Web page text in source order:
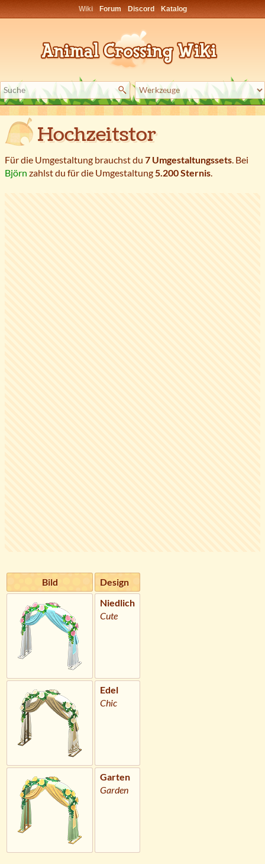
Wiki Forum Discord Katalog
Hochzeitstor
Für die Umgestaltung brauchst du 7 Umgestaltungssets. Bei
Björn zahlst du für die Umgestaltung5.200 Sternis.
Bild
Design
Niedlich
Cute
Edel
Chic
Garten
Garden